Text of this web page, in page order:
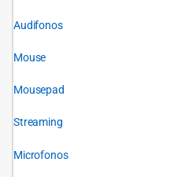
Audifonos
Mouse
Mousepad
Streaming
Microfonos